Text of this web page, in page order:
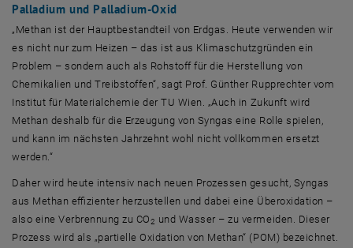
Palladium und Palladium-Oxid
„Methan ist der Hauptbestandteil von Erdgas. Heute verwenden wir
es nicht nur zum Heizen – das ist aus Klimaschutzgründen ein
Problem – sondern auch als Rohstoff für die Herstellung von
Chemikalien und Treibstoffen“, sagt Prof. Günther Rupprechter vom
Institut für Materialchemie der TU Wien. „Auch in Zukunft wird
Methan deshalb für die Erzeugung von Syngas eine Rolle spielen,
und kann im nächsten Jahrzehnt wohl nicht vollkommen ersetzt
werden.“
Daher wird heute intensiv nach neuen Prozessen gesucht, Syngas
aus Methan effizienter herzustellen und dabei eine Überoxidation –
also eine Verbrennung zu CO2 und Wasser – zu vermeiden. Dieser
Prozess wird als „partielle Oxidation von Methan“ (POM) bezeichnet.